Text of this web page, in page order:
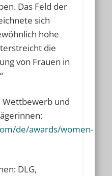
Das Feld der
sich
hohe
die
von Frauen in
und
de/awards/women-
DLG,